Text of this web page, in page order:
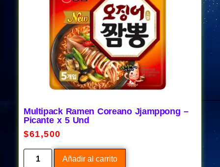
Multipack Ramen Coreano Jjamppong –
Picante x 5 Und
$61,500
Añadir al carrito